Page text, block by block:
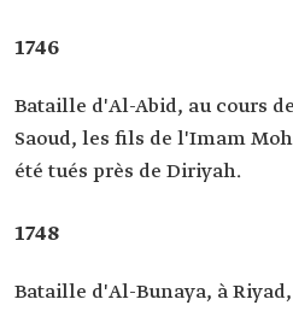
1746
Bataille d'Al-Abid, au cours
Saoud, les fils de l'Imam
été tués près de Diriyah.
1748
Bataille d'Al-Bunaya, à